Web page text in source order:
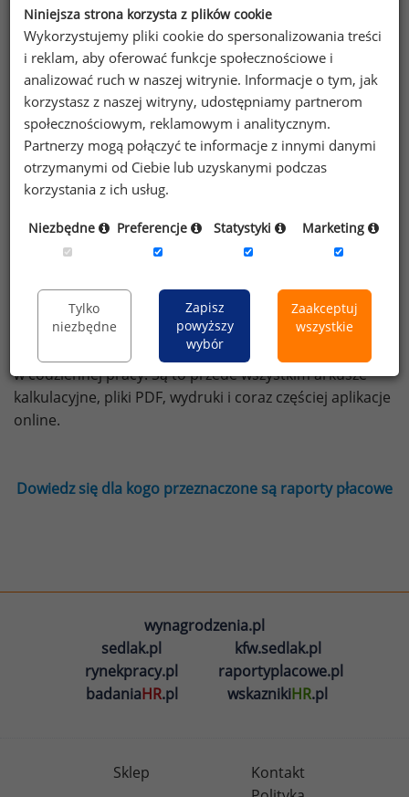
i przede wszystkim mediana, której wartość utożsamia
się z tzw. wynagrodzeniem rynkowym.
Z punktu widzenia użyteczności danych bardzo istotną
kwestią jest szczegółowość analiz. Najlepsze są
te opracowania, w których oprócz wyników dla całej
próby, prezentowane są dodatkowe analizy
przekrojowe. W Raporcie Płacowym Sedlak&Sedlak
dostarczamy informacji o wynagrodzeniach w różnych
województwach, w przedsiębiorstwach polskich
kilkunastu różnych branżach, a także płace
na szczeblach zarządzania oraz w różnych pionach.
Nowoczesne raporty płacowe dostarczane są
w różnych formach, dostosowanych do potrzeb
odbiorców i ułatwiających korzystanie z danych
w codziennej pracy. Są to przede wszystkim arkusze
kalkulacyjne, pliki PDF, wydruki i coraz częściej aplikacje
online.
Dowiedz się dla kogo przeznaczone są raporty płacowe
wynagrodzenia.pl
sedlak.pl
kfw.sedlak.pl
rynekpracy.pl
raportyplacowe.pl
badaniaHR.pl wskaznikiHR.pl
Sklep
Kontakt
Niniejsza strona korzysta z plików cookie
Wykorzystujemy pliki cookie do spersonalizowania treści
i reklam, aby oferować funkcje społecznościowe i
analizować ruch w naszej witrynie. Informacje o tym, jak
korzystasz z naszej witryny, udostępniamy partnerom
społecznościowym, reklamowym i analitycznym.
Partnerzy mogą połączyć te informacje z innymi danymi
otrzymanymi od Ciebie lub uzyskanymi podczas
korzystania z ich usług.
Niezbędne Preferencje Statystyki Marketing
Tylko
niezbędne
Zapisz
powyższy
wybór
Zaakceptuj
wszystkie